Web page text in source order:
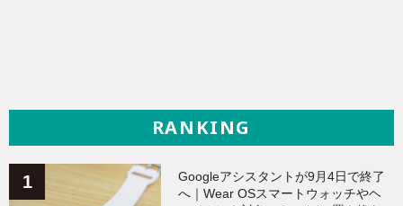
RANKING
Googleアシスタントが9月4日で終了
へ｜Wear OSスマートウォッチやヘ